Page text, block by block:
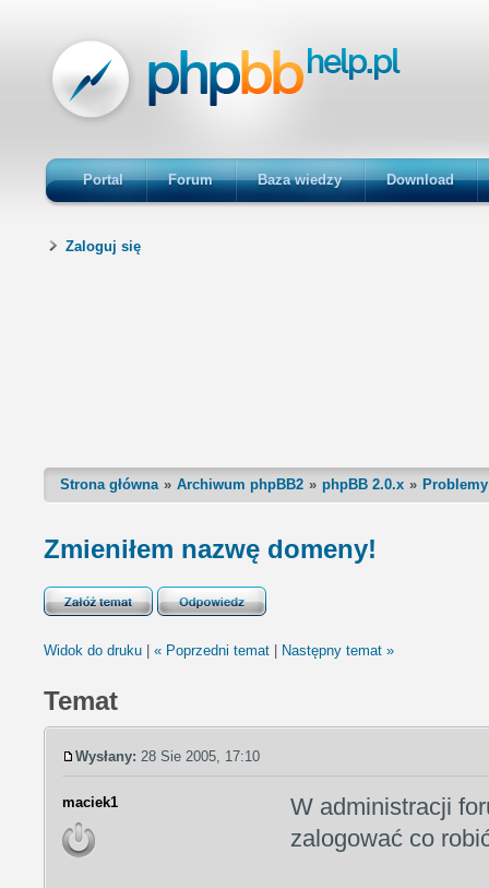
Portal Forum Baza wiedzy Download
Zaloguj się
Strona główna Archiwum phpBB2 phpBB 2.0.x
Zmieniłem nazwę domeny!
Widok do druku | « Poprzedni temat | Następny temat »
Temat
Wysłany: 28 Sie 2005, 17:10
maciek1
W administracji
zalogować co